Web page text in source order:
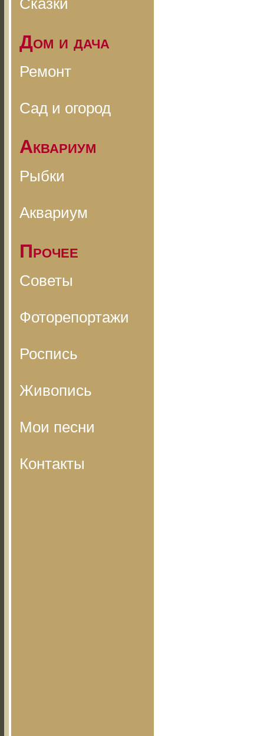
Сказки
Дом и дача
Ремонт
Сад и огород
Аквариум
Рыбки
Аквариум
Прочее
Советы
Фоторепортажи
Роспись
Живопись
Мои песни
Контакты